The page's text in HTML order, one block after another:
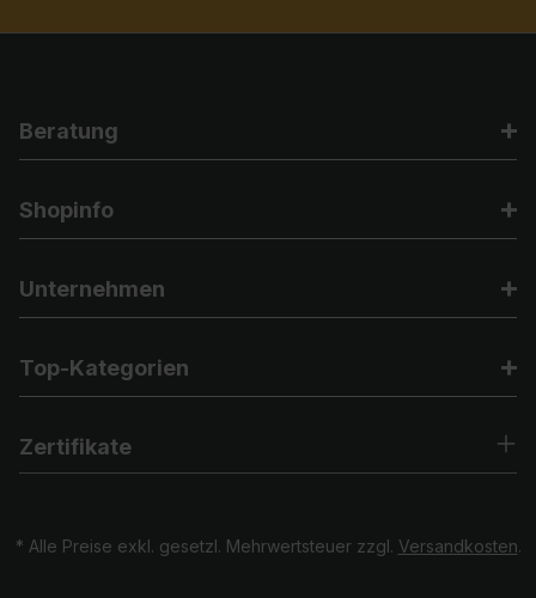
Beratung
Shopinfo
Unternehmen
Top-Kategorien
Zertifikate
* Alle Preise exkl. gesetzl. Mehrwertsteuer zzgl. Versandkosten.